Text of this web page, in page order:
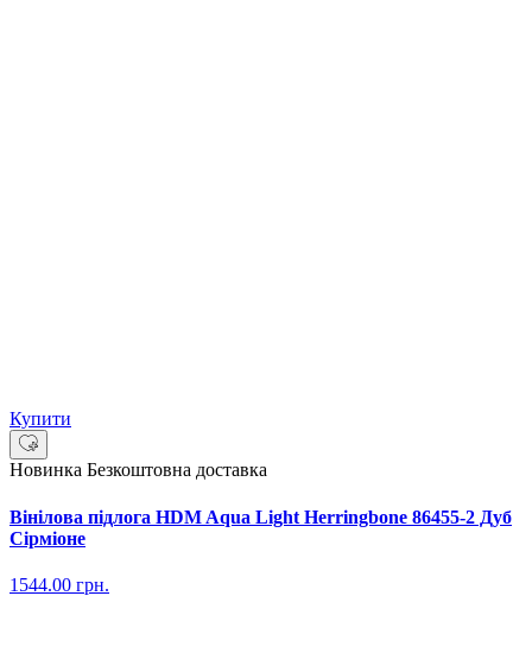
Купити
Новинка Безкоштовна доставка
Вінілова підлога HDM Aqua Light Herringbone 86455-2 Дуб
Сірміоне
1544.00 грн.